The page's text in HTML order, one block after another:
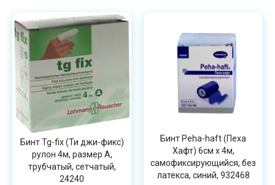
Бинт Tg-fix (Ти джи-фикс)
рулон 4м, размер А,
трубчатый, сетчатый,
24240
Бинт Peha-haft (Пеха
Хафт) 6см х 4м,
самофиксирующийся, без
латекса, синий, 932468